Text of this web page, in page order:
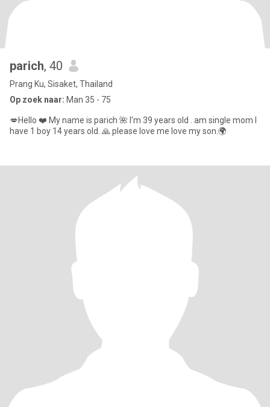
parich, 40
Prang Ku, Sisaket, Thailand
Op zoek naar: Man 35 - 75
💋Hello ❤️ My name is parich 🌺 I'm 39 years old . am single mom I
have 1 boy 14 years old. 🙏 please love me love my son.🌍